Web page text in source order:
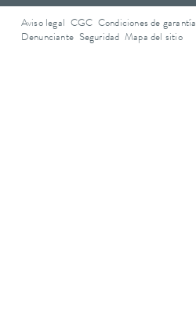
Aviso legal CGC Condiciones de garantía
Denunciante Seguridad Mapa del sitio